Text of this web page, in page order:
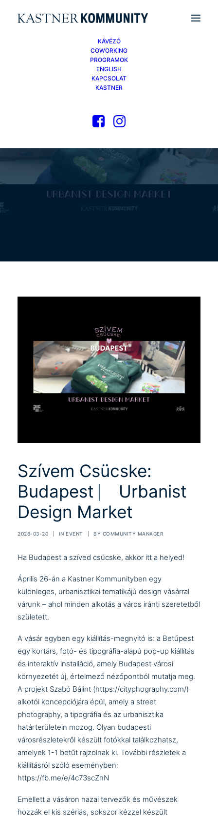
KÁVÉZÓ
COWORKING
PROGRAMOK
ENGLISH
KAPCSOLAT
KASTNER
Szívem Csücske:
Budapest ⎸ Urbanist
Design Market
2026-03-20 IN EVENT BY COMMUNITY MANAGER
Ha Budapest a szíved csücske, akkor itt a helyed!
Április 26-án a Kastner Kommunityben egy
különleges, urbanisztikai tematikájú design vásárral
várunk – ahol minden alkotás a város iránti szeretetből
született.
A vásár egyben egy kiállítás-megnyitó is: a Betűpest
egy kortárs, fotó- és tipográfia-alapú pop-up kiállítás
és interaktív installáció, amely Budapest városi
környezetét új, értelmező nézőpontból mutatja meg.
A projekt Szabó Bálint (https://cityphography.com/)
alkotói koncepciójára épül, amely a street
photography, a tipográfia és az urbanisztika
határterületein mozog. Olyan budapesti
városrészletekről készült fotókkal találkozhatsz,
amelyek 1-1 betűt rajzolnak ki. További részletek a
kiállításról szóló eseményben:
https://fb.me/e/4c73scZhN
Emellett a vásáron hazai tervezők és művészek
hozzák el kis szériás, sokszor kézzel készült